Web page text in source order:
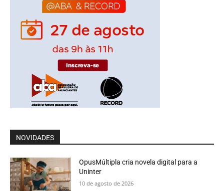
NOVIDADES
OpusMúltipla cria novela digital para a
Uninter
10 de agosto de 2026